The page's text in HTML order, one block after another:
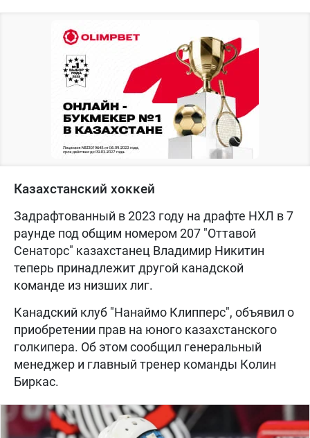
Казахстанский хоккей
Задрафтованный в 2023 году на драфте НХЛ в 7
раунде под общим номером 207 "Оттавой
Сенаторс" казахстанец Владимир Никитин
теперь принадлежит другой канадской
команде из низших лиг.
Канадский клуб "Нанаймо Клипперс", объявил о
приобретении прав на юного казахстанского
голкипера. Об этом сообщил генеральный
менеджер и главный тренер команды Колин
Биркас.